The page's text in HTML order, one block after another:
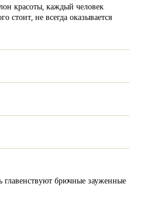
красоты, каждый человек
стоит, не всегда оказывается
главенствуют брючные зауженные